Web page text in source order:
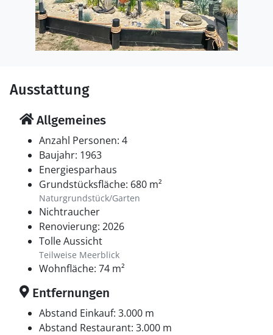
Ausstattung
Allgemeines
Anzahl Personen: 4
Baujahr: 1963
Energiesparhaus
Grundstücksfläche: 680 m²
Naturgrundstück/Garten
Nichtraucher
Renovierung: 2026
Tolle Aussicht
Teilweise Meerblick
Wohnfläche: 74 m²
Entfernungen
Abstand Einkauf: 3.000 m
Abstand Restaurant: 3.000 m